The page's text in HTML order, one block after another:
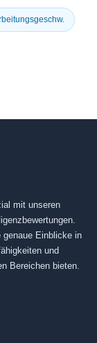
mit unseren
Einblicke in
und
Bereichen bieten.